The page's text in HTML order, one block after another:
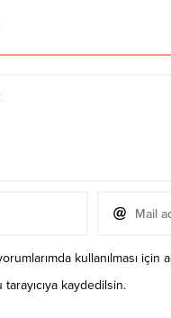
kullanılması için
kaydedilsin.